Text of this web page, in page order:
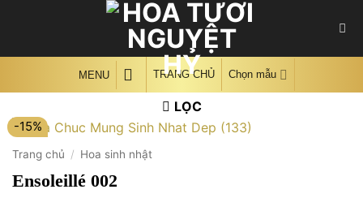
MENU TRANG CHỦ Chọn mẫu
LỌC
-15%
Trang chủ / Hoa sinh nhật
Ensoleillé 002